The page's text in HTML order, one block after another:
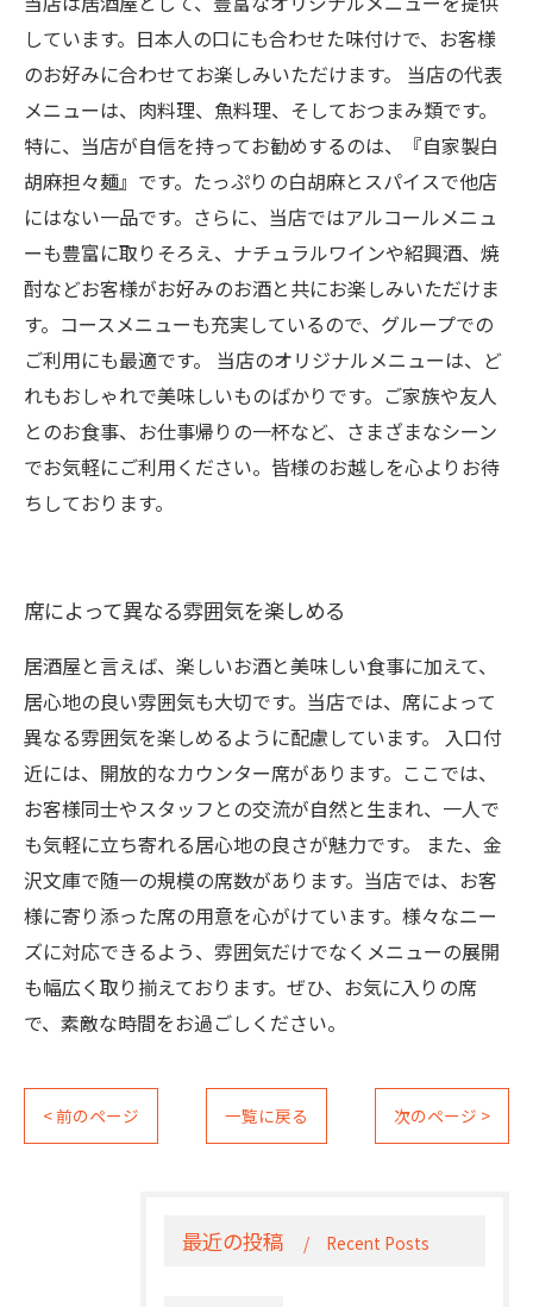
しています。日本人の口にも合わせた味付けで、お客様
のお好みに合わせてお楽しみいただけます。 当店の代表
メニューは、肉料理、魚料理、そしておつまみ類です。
特に、当店が自信を持ってお勧めするのは、『自家製白
胡麻担々麺』です。たっぷりの白胡麻とスパイスで他店
にはない一品です。さらに、当店ではアルコールメニュ
ーも豊富に取りそろえ、ナチュラルワインや紹興酒、焼
酎などお客様がお好みのお酒と共にお楽しみいただけま
す。コースメニューも充実しているので、グループでの
ご利用にも最適です。 当店のオリジナルメニューは、ど
れもおしゃれで美味しいものばかりです。ご家族や友人
とのお食事、お仕事帰りの一杯など、さまざまなシーン
でお気軽にご利用ください。皆様のお越しを心よりお待
ちしております。
席によって異なる雰囲気を楽しめる
居酒屋と言えば、楽しいお酒と美味しい食事に加えて、
居心地の良い雰囲気も大切です。当店では、席によって
異なる雰囲気を楽しめるように配慮しています。 入口付
近には、開放的なカウンター席があります。ここでは、
お客様同士やスタッフとの交流が自然と生まれ、一人で
も気軽に立ち寄れる居心地の良さが魅力です。 また、金
沢文庫で随一の規模の席数があります。当店では、お客
様に寄り添った席の用意を心がけています。様々なニー
ズに対応できるよう、雰囲気だけでなくメニューの展開
も幅広く取り揃えております。ぜひ、お気に入りの席
で、素敵な時間をお過ごしください。
< 前のページ 一覧に戻る 次のページ >
最近の投稿 Recent Posts